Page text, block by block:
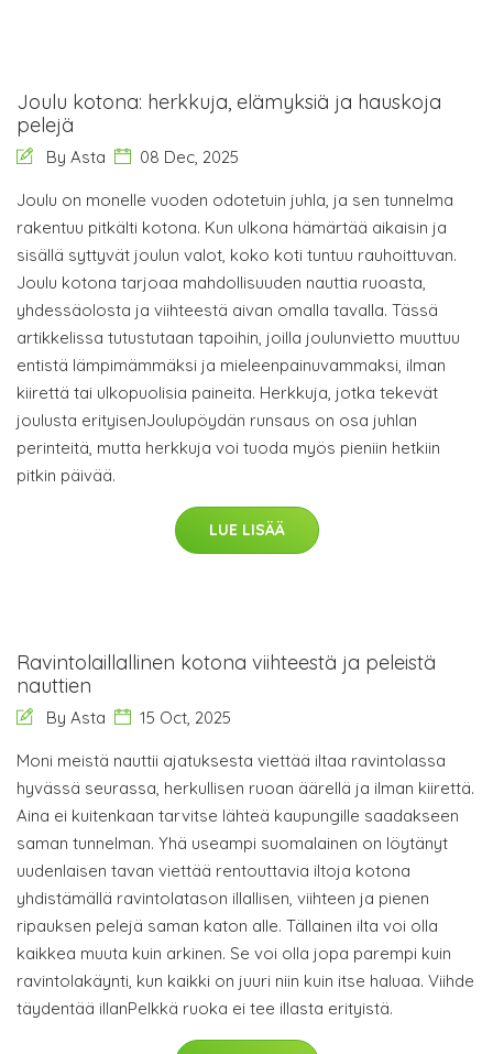
Joulu kotona: herkkuja, elämyksiä ja hauskoja
pelejä
By Asta 08 Dec, 2025
Joulu on monelle vuoden odotetuin juhla, ja sen tunnelma
rakentuu pitkälti kotona. Kun ulkona hämärtää aikaisin ja
sisällä syttyvät joulun valot, koko koti tuntuu rauhoittuvan.
Joulu kotona tarjoaa mahdollisuuden nauttia ruoasta,
yhdessäolosta ja viihteestä aivan omalla tavalla. Tässä
artikkelissa tutustutaan tapoihin, joilla joulunvietto muuttuu
entistä lämpimämmäksi ja mieleenpainuvammaksi, ilman
kiirettä tai ulkopuolisia paineita. Herkkuja, jotka tekevät
joulusta erityisenJoulupöydän runsaus on osa juhlan
perinteitä, mutta herkkuja voi tuoda myös pieniin hetkiin
pitkin päivää.
LUE LISÄÄ
Ravintolaillallinen kotona viihteestä ja peleistä
nauttien
By Asta 15 Oct, 2025
Moni meistä nauttii ajatuksesta viettää iltaa ravintolassa
hyvässä seurassa, herkullisen ruoan äärellä ja ilman kiirettä.
Aina ei kuitenkaan tarvitse lähteä kaupungille saadakseen
saman tunnelman. Yhä useampi suomalainen on löytänyt
uudenlaisen tavan viettää rentouttavia iltoja kotona
yhdistämällä ravintolatason illallisen, viihteen ja pienen
ripauksen pelejä saman katon alle. Tällainen ilta voi olla
kaikkea muuta kuin arkinen. Se voi olla jopa parempi kuin
ravintolakäynti, kun kaikki on juuri niin kuin itse haluaa. Viihde
täydentää illanPelkkä ruoka ei tee illasta erityistä.